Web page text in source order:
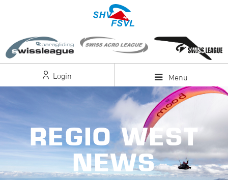
Login Menu
REGIO WEST
NEWS